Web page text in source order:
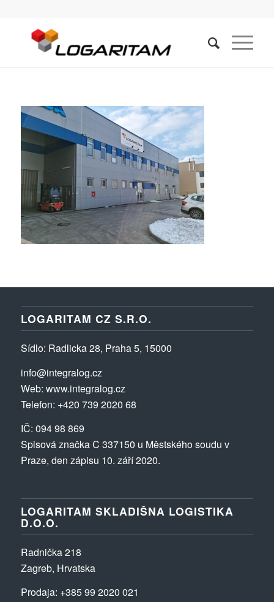
LOGARITAM CZ S.R.O.
Sídlo: Radlicka 28, Praha 5, 15000
info@integralog.cz
Web: www.integralog.cz
Telefon: +420 739 2020 68
IČ: 094 98 869
Spisová značka C 337150 u Městského soudu v
Praze, den zápisu 10. září 2020.
LOGARITAM SKLADIŠNA LOGISTIKA
D.O.O.
Radnička 218
Zagreb, Hrvatska
Prodaja: +385 99 2020 021